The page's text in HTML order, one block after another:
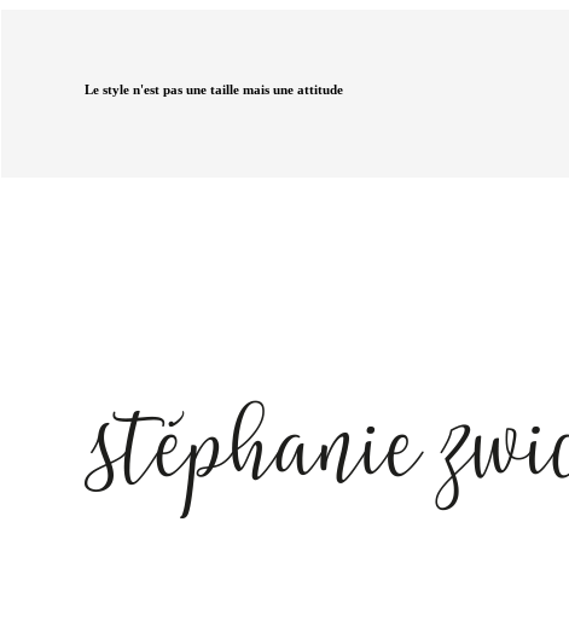
Le style n'est pas une taille mais une attitude